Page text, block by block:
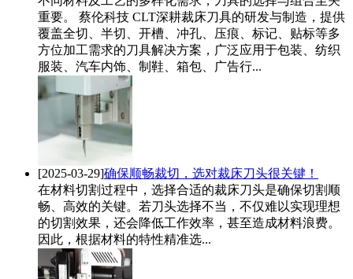
重要。 蔡伦科技 CLT深耕裁床刀具的研发与制造，提供
覆盖全切、半切、开槽、冲孔、压痕、标记、贴标等多
方位加工需求的刀具解决方案，广泛应用于包装、纺织
服装、汽车内饰、制鞋、箱包、广告行...
[2025-03-29]确保顺畅裁切，选对裁床刀头很关键！
在材料切割过程中，选择合适的裁床刀头是确保切割顺
畅、高效的关键。若刀头选择不当，不仅难以实现理想
的切割效果，还会降低工作效率，甚至造成材料浪费。
因此，根据材料的特性精准选...